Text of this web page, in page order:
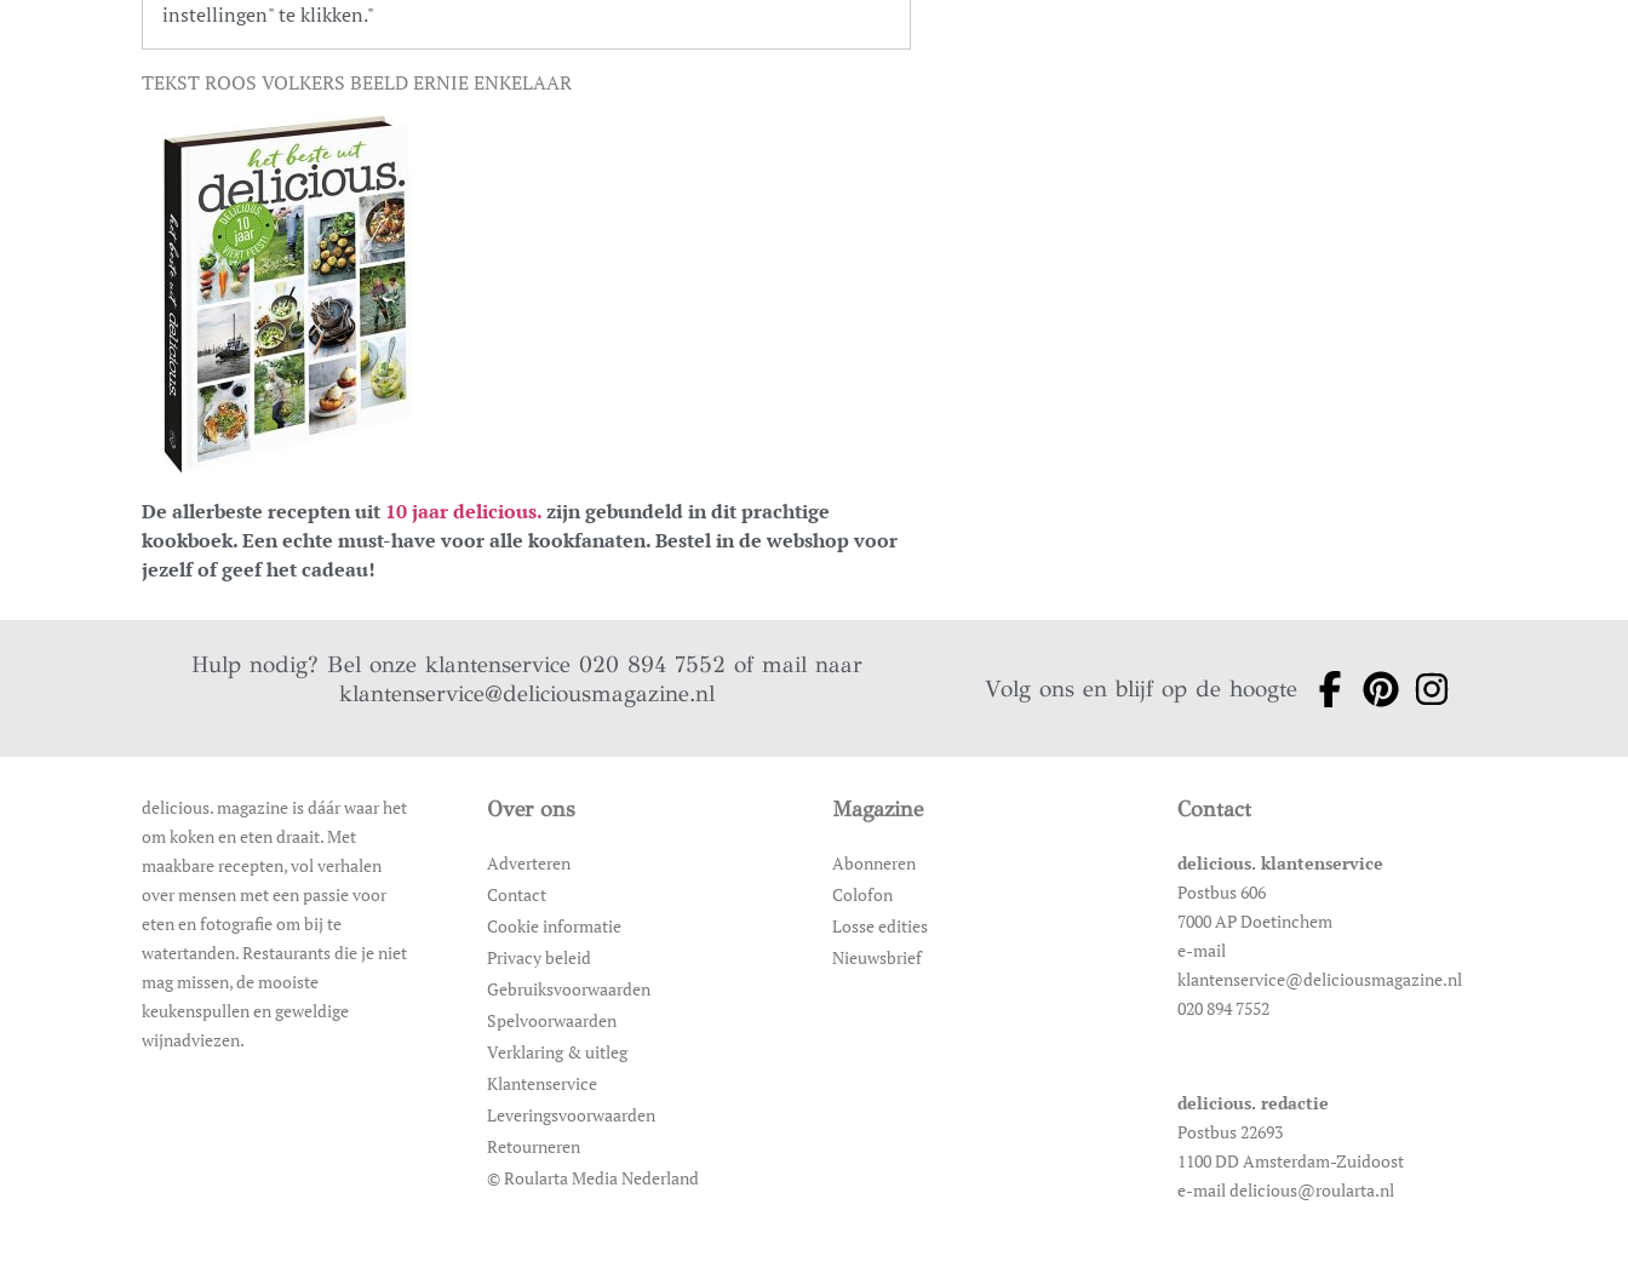
instellingen" te klikken."
TEKST ROOS VOLKERS BEELD ERNIE ENKELAAR
De allerbeste recepten uit 10 jaar delicious.zijn gebundeld in dit prachtige
kookboek. Een echte must-have voor alle kookfanaten. Bestel in de webshop voor
jezelf of geef het cadeau!
Hulp nodig? Bel onze klantenservice 020 894 7552 of mail naar
klantenservice@deliciousmagazine.nl
Volg ons en blijf op de hoogte
delicious. magazine is dáár waar het
om koken en eten draait. Met
maakbare recepten, vol verhalen
over mensen met een passie voor
eten en fotografie om bij te
watertanden. Restaurants die je niet
mag missen, de mooiste
keukenspullen en geweldige
wijnadviezen.
Over ons
Adverteren
Contact
Cookie informatie
Privacy beleid
Gebruiksvoorwaarden
Spelvoorwaarden
Verklaring & uitleg
Klantenservice
Leveringsvoorwaarden
Retourneren
© Roularta Media Nederland
Magazine
Abonneren
Colofon
Losse edities
Nieuwsbrief
Contact
delicious. klantenservice
Postbus 606
7000 AP Doetinchem
e-mail
klantenservice@deliciousmagazine.nl
020 894 7552
delicious. redactie
Postbus 22693
1100 DD Amsterdam-Zuidoost
e-mail delicious@roularta.nl